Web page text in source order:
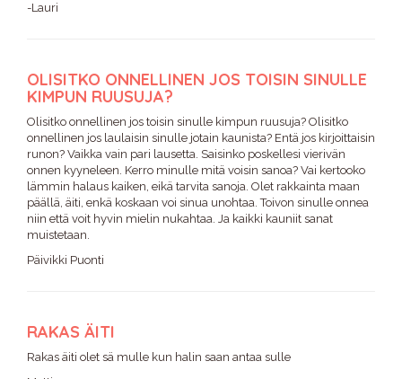
-Lauri
OLISITKO ONNELLINEN JOS TOISIN SINULLE
KIMPUN RUUSUJA?
Olisitko onnellinen jos toisin sinulle kimpun ruusuja? Olisitko
onnellinen jos laulaisin sinulle jotain kaunista? Entä jos kirjoittaisin
runon? Vaikka vain pari lausetta. Saisinko poskellesi vierivän
onnen kyyneleen. Kerro minulle mitä voisin sanoa? Vai kertooko
lämmin halaus kaiken, eikä tarvita sanoja. Olet rakkainta maan
päällä, äiti, enkä koskaan voi sinua unohtaa. Toivon sinulle onnea
niin että voit hyvin mielin nukahtaa. Ja kaikki kauniit sanat
muistetaan.
Päivikki Puonti
RAKAS ÄITI
Rakas äiti olet sä mulle kun halin saan antaa sulle